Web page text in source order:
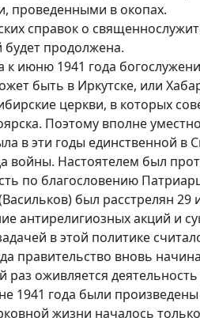
проведенными в окопах.
справок о
будет продолжена.
июню 1941 года
быть в Иркутске, или
церкви, в которых
Поэтому вполне
в эти годы единственной в
Настоятелем был
по благословению
был расстрелян 29
акций и
в этой политике
правительство вновь
оживляется
года были
жизни началось